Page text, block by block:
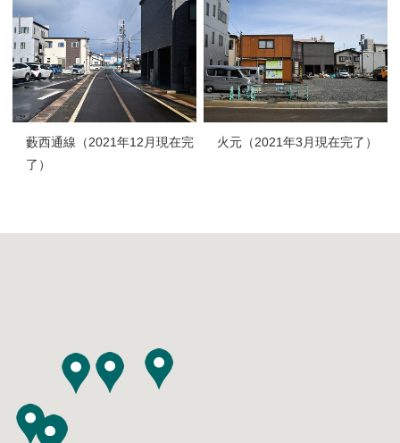
藪西通線（2021年12月現在完
了）
火元（2021年3月現在完了）